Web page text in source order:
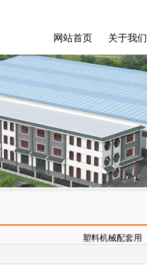
网站首页 关于我们
塑料机械配套用